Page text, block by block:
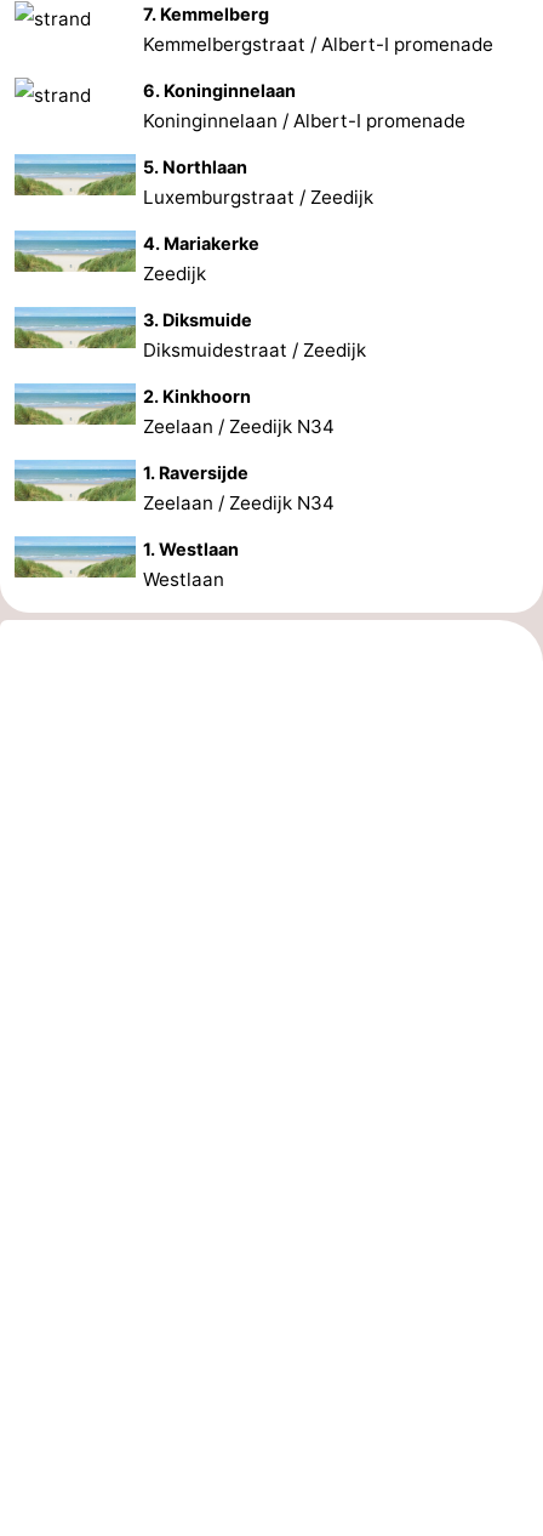
7. Kemmelberg
Kemmelbergstraat / Albert-I promenade
6. Koninginnelaan
Koninginnelaan / Albert-I promenade
5. Northlaan
Luxemburgstraat / Zeedijk
4. Mariakerke
Zeedijk
3. Diksmuide
Diksmuidestraat / Zeedijk
2. Kinkhoorn
Zeelaan / Zeedijk N34
1. Raversijde
Zeelaan / Zeedijk N34
1. Westlaan
Westlaan